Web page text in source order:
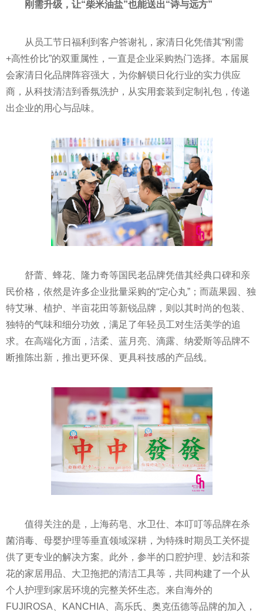
刚需升级，让“柴米油盐”也能送出“诗与远方”
从员工节日福利到客户答谢礼，家清日化凭借其“刚需
+高性价比”的双重属性，一直是企业采购热门选择。本届展
会家清日化品牌阵容强大，为你解锁日化行业的实力供应
商，从科技清洁到香氛洗护，从实用套装到定制礼包，传递
出企业的用心与品味。
舒蕾、蜂花、隆力奇等国民老品牌凭借其经典口碑和亲
民价格，依然是许多企业批量采购的“定心丸”；而蔬果园、独
特艾琳、植护、半亩花田等新锐品牌，则以其时尚的包装、
独特的气味和细分功效，满足了年轻员工对生活美学的追
求。在高端化方面，洁柔、蓝月亮、滴露、纳爱斯等品牌不
断推陈出新，推出更环保、更具科技感的产品线。
值得关注的是，上海药皂、水卫仕、本叮叮等品牌在杀
菌消毒、母婴护理等垂直领域深耕，为特殊时期员工关怀提
供了更专业的解决方案。此外，参半的口腔护理、妙洁和茶
花的家居用品、大卫拖把的清洁工具等，共同构建了一个从
个人护理到家居环境的完整关怀生态。来自海外的
FUJIROSA、KANCHIA、高乐氏、奥克伍德等品牌的加入，